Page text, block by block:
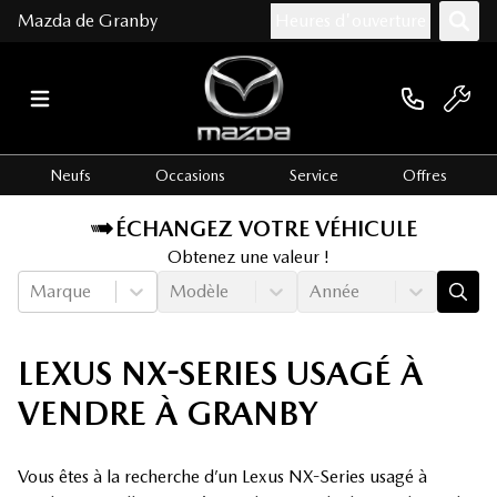
Mazda de Granby
Neufs Occasions Service Offres
ÉCHANGEZ VOTRE VÉHICULE
Obtenez une valeur !
Marque
Modèle Année
LEXUS NX-SERIES USAGÉ À
VENDRE À GRANBY
Vous êtes à la recherche d’un Lexus NX-Series usagé à